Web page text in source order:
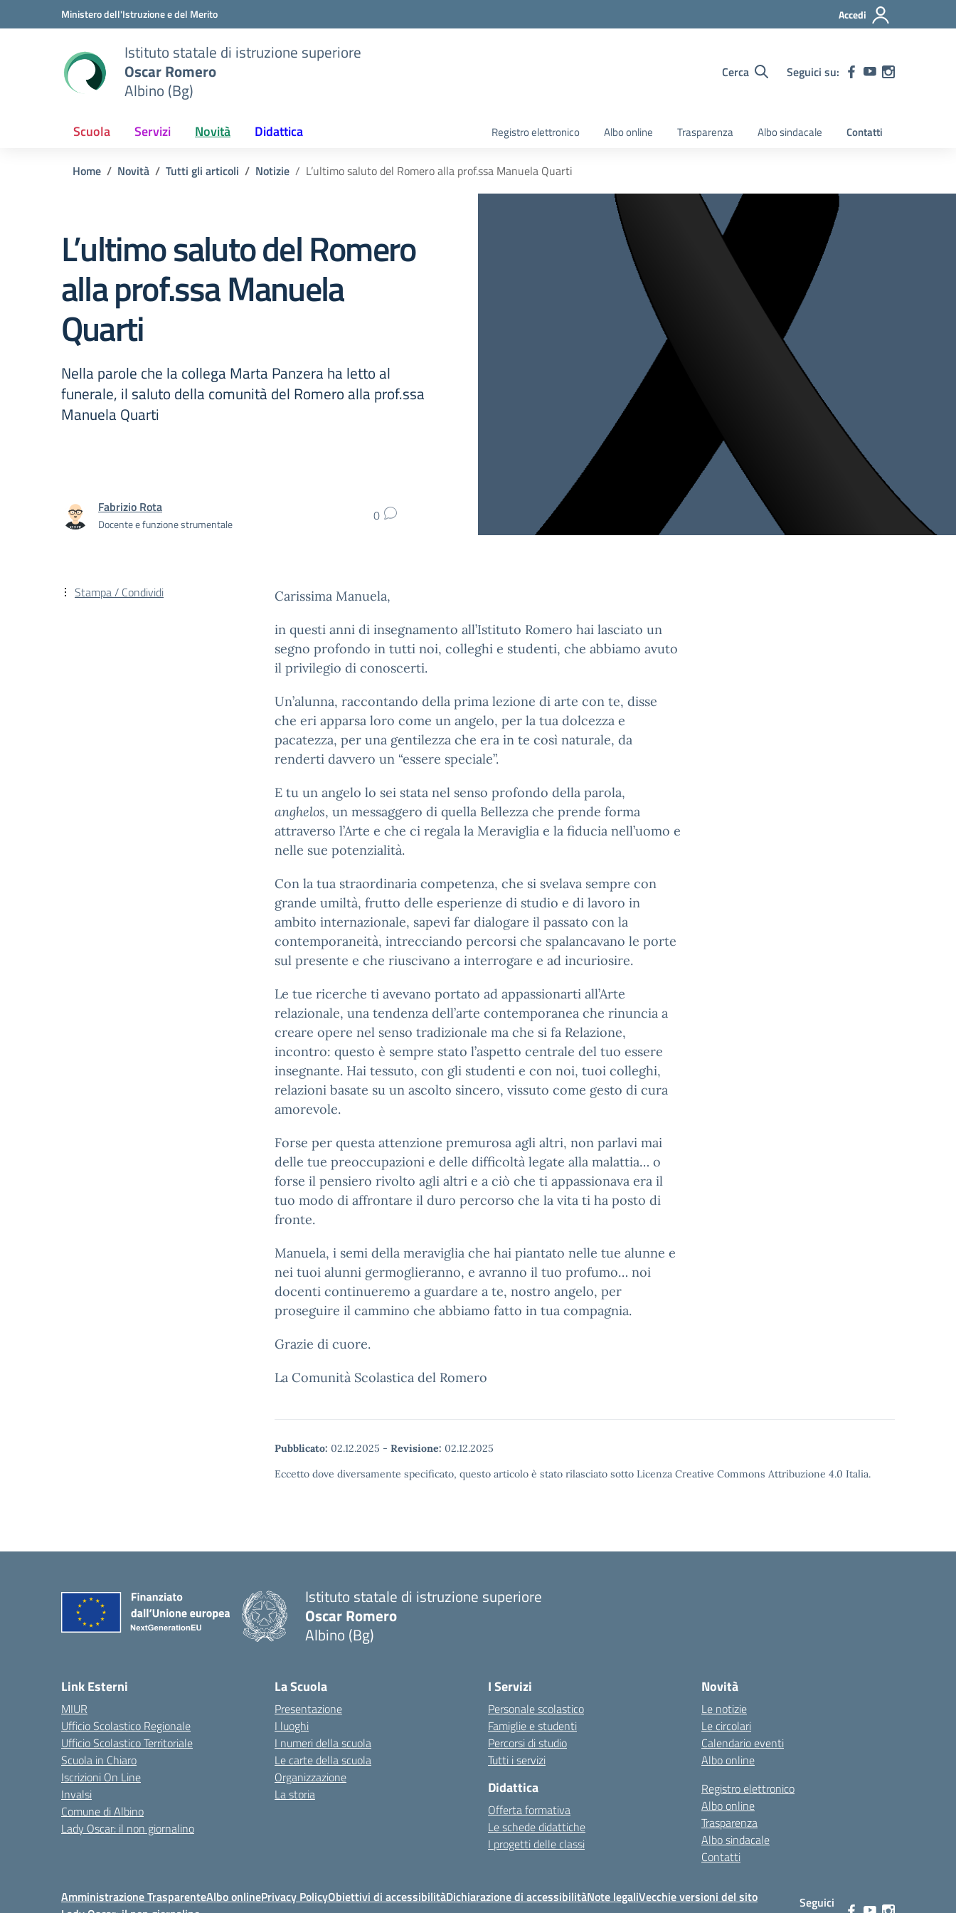
Vai ai contenuti
Vai al menu di navigazioneMinistero dell'Istruzione e del Merito Accedi
Istituto statale di istruzione superiore
Oscar Romero
Albino (Bg)
Cerca Seguici su:
Scuola Servizi Novità Didattica Registro elettronico Albo online Trasparenza Albo sindacale Contatti
Home Novità Tutti gli articoli Notizie L’ultimo saluto del Romero alla prof.ssa Manuela Quarti
L’ultimo saluto del Romero
alla prof.ssa Manuela
Quarti
Nella parole che la collega Marta Panzera ha letto al
funerale, il saluto della comunità del Romero alla prof.ssa
Manuela Quarti
Fabrizio Rota
Docente e funzione strumentale 0
Carissima Manuela,
in questi anni di insegnamento all’Istituto Romero hai lasciato un
segno profondo in tutti noi, colleghi e studenti, che abbiamo avuto
il privilegio di conoscerti.
Un’alunna, raccontando della prima lezione di arte con te, disse
che eri apparsa loro come un angelo, per la tua dolcezza e
pacatezza, per una gentilezza che era in te così naturale, da
renderti davvero un “essere speciale”.
E tu un angelo lo sei stata nel senso profondo della parola,
anghelos, un messaggero di quella Bellezza che prende forma
attraverso l’Arte e che ci regala la Meraviglia e la fiducia nell’uomo e
nelle sue potenzialità.
Con la tua straordinaria competenza, che si svelava sempre con
grande umiltà, frutto delle esperienze di studio e di lavoro in
ambito internazionale, sapevi far dialogare il passato con la
contemporaneità, intrecciando percorsi che spalancavano le porte
sul presente e che riuscivano a interrogare e ad incuriosire.
Le tue ricerche ti avevano portato ad appassionarti all’Arte
relazionale, una tendenza dell’arte contemporanea che rinuncia a
creare opere nel senso tradizionale ma che si fa Relazione,
incontro: questo è sempre stato l’aspetto centrale del tuo essere
insegnante. Hai tessuto, con gli studenti e con noi, tuoi colleghi,
relazioni basate su un ascolto sincero, vissuto come gesto di cura
amorevole.
Forse per questa attenzione premurosa agli altri, non parlavi mai
delle tue preoccupazioni e delle difficoltà legate alla malattia… o
forse il pensiero rivolto agli altri e a ciò che ti appassionava era il
tuo modo di affrontare il duro percorso che la vita ti ha posto di
fronte.
Manuela, i semi della meraviglia che hai piantato nelle tue alunne e
nei tuoi alunni germoglieranno, e avranno il tuo profumo… noi
docenti continueremo a guardare a te, nostro angelo, per
proseguire il cammino che abbiamo fatto in tua compagnia.
Grazie di cuore.
La Comunità Scolastica del Romero
Pubblicato: 02.12.2025 - Revisione: 02.12.2025
Eccetto dove diversamente specificato, questo articolo è stato rilasciato sotto Licenza Creative Commons Attribuzione 4.0 Italia.
Stampa / Condividi
Istituto statale di istruzione superiore
Oscar Romero
Albino (Bg)
Link Esterni
MIUR
Ufficio Scolastico Regionale
Ufficio Scolastico Territoriale
Scuola in Chiaro
Iscrizioni On Line
Invalsi
Comune di Albino
Lady Oscar: il non giornalino
La Scuola
Presentazione
I luoghi
I numeri della scuola
Le carte della scuola
Organizzazione
La storia
I Servizi
Personale scolastico
Famiglie e studenti
Percorsi di studio
Tutti i servizi
Didattica
Offerta formativa
Le schede didattiche
I progetti delle classi
Novità
Le notizie
Le circolari
Calendario eventi
Albo online
Registro elettronico
Albo online
Trasparenza
Albo sindacale
Contatti
Amministrazione TrasparenteAlbo onlinePrivacy PolicyObiettivi di accessibilitàDichiarazione di accessibilitàNote legaliVecchie versioni del sito
Seguici